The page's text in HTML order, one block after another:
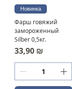
Новинка
Фарш говяжий
замороженный
Silber 0,5кг.
Цена
33,90 ₪